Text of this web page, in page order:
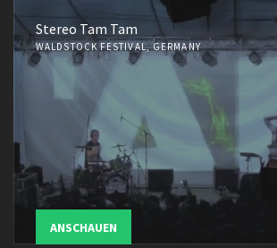
Stereo Tam Tam
WALDSTOCK FESTIVAL, GERMANY
ANSCHAUEN